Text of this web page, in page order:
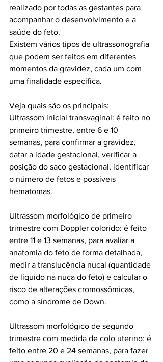
realizado por todas as gestantes para
acompanhar o desenvolvimento e a
saúde do feto.
Existem vários tipos de ultrassonografia
que podem ser feitos em diferentes
momentos da gravidez, cada um com
uma finalidade específica.
Veja quais são os principais:
Ultrassom inicial transvaginal: é feito no
primeiro trimestre, entre 6 e 10
semanas, para confirmar a gravidez,
datar a idade gestacional, verificar a
posição do saco gestacional, identificar
o número de fetos e possíveis
hematomas.
Ultrassom morfológico de primeiro
trimestre com Doppler colorido: é feito
entre 11 e 13 semanas, para avaliar a
anatomia do feto de forma detalhada,
medir a translucência nucal (quantidade
de líquido na nuca do feto) e calcular o
risco de alterações cromossômicas,
como a síndrome de Down.
Ultrassom morfológico de segundo
trimestre com medida de colo uterino: é
feito entre 20 e 24 semanas, para fazer